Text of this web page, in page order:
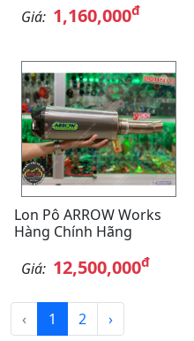
Giá: 1,160,000đ
Lon Pô ARROW Works
Hàng Chính Hãng
Giá: 12,500,000đ
‹ 1 2 ›